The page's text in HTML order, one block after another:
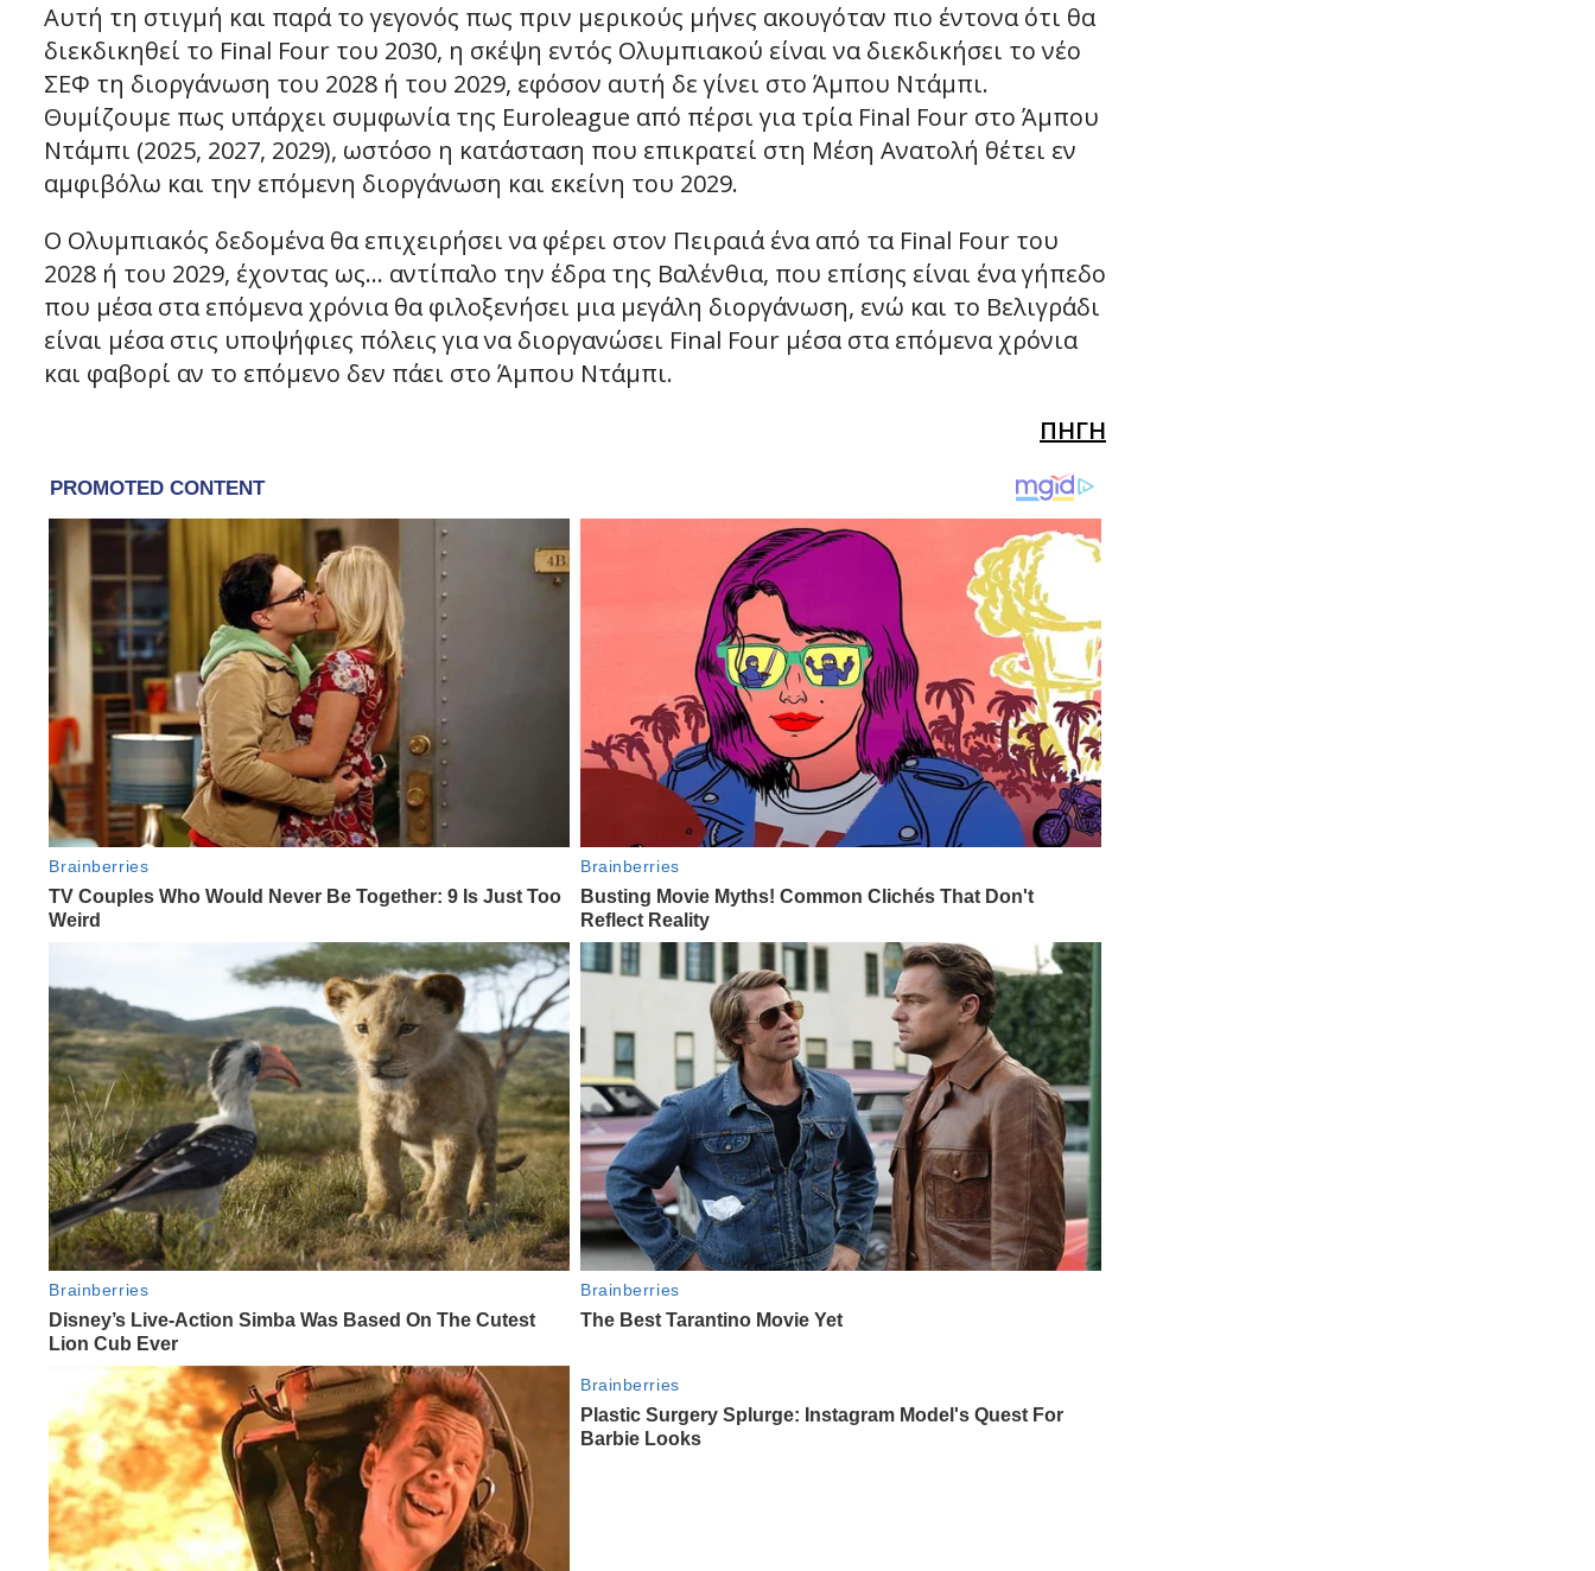
Αυτή τη στιγμή και παρά το γεγονός πως πριν μερικούς μήνες ακουγόταν πιο έντονα ότι θα
διεκδικηθεί το Final Four του 2030, η σκέψη εντός Ολυμπιακού είναι να διεκδικήσει το νέο
ΣΕΦ τη διοργάνωση του 2028 ή του 2029, εφόσον αυτή δε γίνει στο Άμπου Ντάμπι.
Θυμίζουμε πως υπάρχει συμφωνία της Euroleague από πέρσι για τρία Final Four στο Άμπου
Ντάμπι (2025, 2027, 2029), ωστόσο η κατάσταση που επικρατεί στη Μέση Ανατολή θέτει εν
αμφιβόλω και την επόμενη διοργάνωση και εκείνη του 2029.
Ο Ολυμπιακός δεδομένα θα επιχειρήσει να φέρει στον Πειραιά ένα από τα Final Four του
2028 ή του 2029, έχοντας ως… αντίπαλο την έδρα της Βαλένθια, που επίσης είναι ένα γήπεδο
που μέσα στα επόμενα χρόνια θα φιλοξενήσει μια μεγάλη διοργάνωση, ενώ και το Βελιγράδι
είναι μέσα στις υποψήφιες πόλεις για να διοργανώσει Final Four μέσα στα επόμενα χρόνια
και φαβορί αν το επόμενο δεν πάει στο Άμπου Ντάμπι.
ΠΗΓΗ